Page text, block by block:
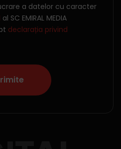
a datelor cu caracter
al SC EMIRAL MEDIA
declarația privind